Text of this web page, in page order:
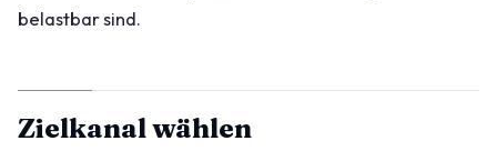
belastbar sind.
Zielkanal wählen